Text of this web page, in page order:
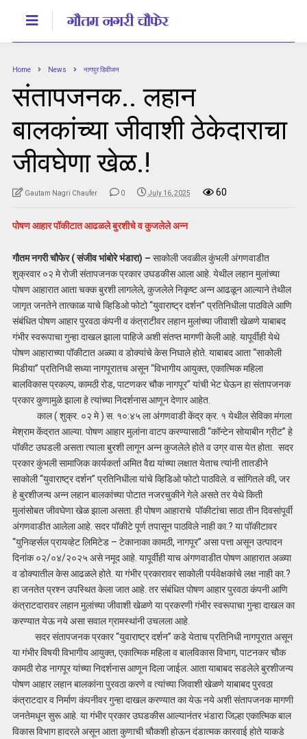
Home News नागपुर डिवीजन
संतापजनक.. लहान
बालकांच्या जीवाशी ठेकेदाराचा
जीवघेणा खेळ.!
Gautam Nagri Chaufer 0 July 16, 2025 60
पोषण आहार पॉकीटात आढळले बुरशीचे व कुजलेले अन्न
गौतम नगरी चौफेर ( संजीव भांबोरेभंडारा) – साकोली जवळील कुंभली अंगणवाडीत
शुक्रवार ०२ मे रोजी संतापजनक प्रकार उघडकीस आला आहे. येथील लहान मुलांच्या
पोषण आहारात आता चक्क बुरशी लागलेले, कुजलेले निकृष्ट अन्न आढळून आल्याने तेथील
जागृत जनतेने तात्काळ याचे व्हिडिओ फोटो “युवाराष्ट्र दर्शन” प्रतिनिधीला पाठविले आणि
संबंधित पोषण आहार पुरवठा कंपनी व कंत्राटीवर लहान मुलांच्या जीवाशी खेळणे याबाबद
गंभीर स्वरूपाचा गुन्हा दाखल झाला पाहिजे अशी संतप्त मागणी केली आहे. यापूर्वीही येथे
पोषण आहाराच्या पॉकीटात अळ्या व डोक्यांचे केस निघाले होते. याबाबद आता “साकोली
मिडीया” प्रतिनिधी सध्या नागपूरातच असून “विभागीय आयुक्त, एकात्मिक महिला
बालविकास प्रकल्प, कामठी रोड, पाटणकर चौक नागपूर” यांची भेट घेऊन हा संतापजनक
प्रकार कुणामुळे झाला हे त्यांच्या निदर्शनास आणून देणार आहेत.
काल ( शुक्र. ०२ मे ) स. १०:४५ ला अंगणवाडी केंद्र क्र. १ येथील सेविका मंगला
मेश्राम केंद्रात आल्या. पोषण आहार मुलांना वाटप करण्यासाठी “कॉन्टेन सोयाबीन ग्रीट” हे
पॉकीट उघडली असता त्याला बुरशी लागून अन्न कुजलेले होते व उग्र वास येत होता. सदर
प्रकार कुंभली सामाजिक कार्यकर्ता अमित वैद्य यांच्या लक्षात येताच त्यांनी तातडीने
साकोली “युवाराष्ट्र दर्शन” प्रतिनिधीला यांचे व्हिडिओ फोटो पाठविले. व सांगितले की, जर
हे बुरशीजन्य अन्न लहान बालकांच्या पोटात नजरचुकीने गेले असते तर येथे किती
मुलांसोबत जीवघेणा खेळ झाला असता. ही पोषण आहाराचे पॉकीटांचा साठा तीन दिवसांपूर्वी
अंगणवाडीत आलेला आहे. सदर पॉकीटे पूर्ण तपासून पाठविले नाही का.? या पॉकीटावर
“युनिव्हर्सल प्रायव्हेट लिमिटेड – टेकानाका कामठी, नागपूर” असा पत्ता असून उत्पादन
दिनांक ०२/०४/२०२५ असे नमूद आहे. यापूर्वीही याच अंगणवाडीत पोषण आहारात अळ्या
व डोक्यातील केस आढळले होते. या गंभीर प्रकारावर साकोली पर्यवेक्षकांचे लक्ष नाही का.?
हा जनतेत प्रश्न उपस्थित केला जात आहे. तर संबंधित पोषण आहार पुरवठा कंपनी आणि
कंत्राटदारावर लहान मुलांच्या जीवाशी खेळणे या प्रकरणी गंभीर स्वरूपाचा गुन्हा दाखल का
करण्यात येऊ नये असा सवाल ग्रामस्थांनी उचलला आहे.
सदर संतापजनक प्रकार “युवाराष्ट्र दर्शन” कडे येताच प्रतिनिधी नागपूरात असून
या गंभीर विषयी विभागीय आयुक्त, एकात्मिक महिला व बालविकास विभाग, पाटनकर चौक
कामठी रोड नागपूर यांच्या निदर्शनास आणून दिला जाईल. आता याबाबद सडलेले बुरशीजन्य
पोषण आहार लहान बालकांना पुरवठा करणे व त्यांच्या जिवाशी खेळणे याबाबद पुरवठा
कंत्राटदार व निर्माण कंपनीवर गुन्हा दाखल करण्यात का येऊ नये अशी संतापजनक मागणी
जनतेमधून सुरू आहे. या गंभीर प्रकार उघडकीस आल्यानंतर भंडारा जिल्हा एकात्मिक बाल
विकास विभाग हादरले असून आता कुणाची चौकशी होऊन दंडात्मक कारवाई होते याकडे